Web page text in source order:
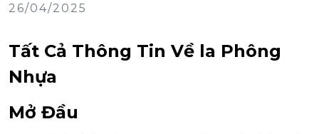
26/04/2025
Tất Cả Thông Tin Về la Phông
Nhựa
Mở Đầu